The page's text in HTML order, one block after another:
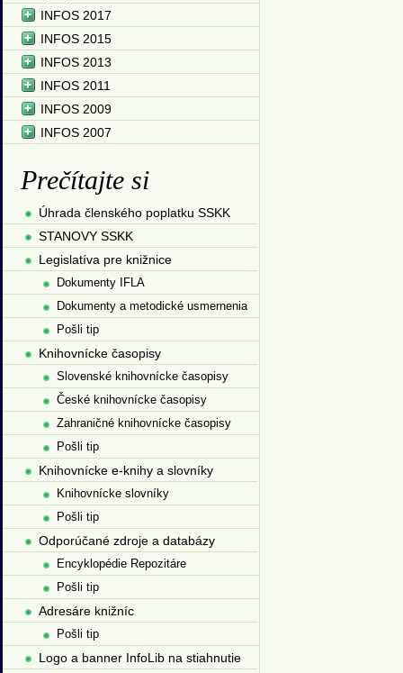
INFOS 2017
INFOS 2015
INFOS 2013
INFOS 2011
INFOS 2009
INFOS 2007
Prečítajte si
Úhrada členského poplatku SSKK
STANOVY SSKK
Legislatíva pre knižnice
Dokumenty IFLA
Dokumenty a metodické usmernenia
Pošli tip
Knihovnícke časopisy
Slovenské knihovnícke časopisy
České knihovnícke časopisy
Zahraničné knihovnícke časopisy
Pošli tip
Knihovnícke e-knihy a slovníky
Knihovnícke slovníky
Pošli tip
Odporúčané zdroje a databázy
Encyklopédie Repozitáre
Pošli tip
Adresáre knižníc
Pošli tip
Logo a banner InfoLib na stiahnutie